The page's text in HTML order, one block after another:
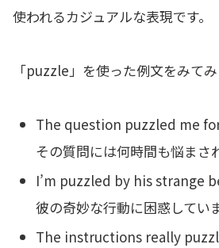
使われるカジュアルな表現です。
「puzzle」を使った例文をみてみ
The question puzzled me
その質問には何時間も悩まさ
I’m puzzled by his strange
彼の奇妙な行動に困惑していま
The instructions really